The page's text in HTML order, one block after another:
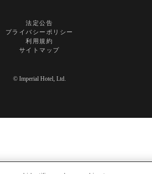
法定公告
プライバシーポリシー
利用規約
サイトマップ
© Imperial Hotel, Ltd.